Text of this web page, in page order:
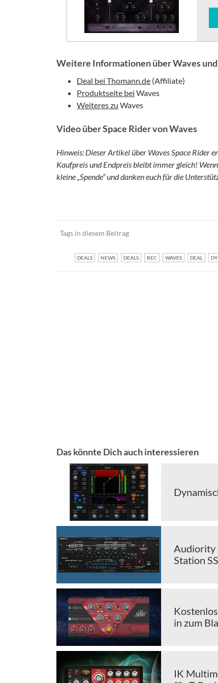
Weitere Informationen über Waves
Deal bei Thomann.de (Affiliate)
Produktseite bei Waves
Weiteres zu Waves
Video über Space Rider von Waves
Hinweis: Dieser Artikel über Waves Space Rider
Kaufpreis und Endpreis bleibt immer gleich!
kleine „Spende“ und danken euch für die
Tags in diesem Beitrag
DEALS NEWS DEALS REC WAVES DEAL
Das könnte Dich auch interessieren
Audiority
Station
in zum
IK